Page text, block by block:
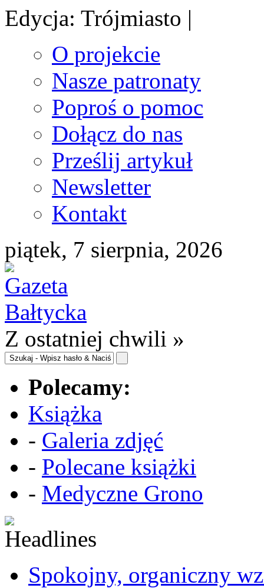
Edycja: Trójmiasto |
O projekcie
Nasze patronaty
Poproś o pomoc
Dołącz do nas
Prześlij artykuł
Newsletter
Kontakt
piątek, 7 sierpnia, 2026
Z ostatniej chwili »
Polecamy:
Książka
- Galeria zdjęć
- Polecane książki
- Medyczne Grono
Spokojny, organiczny